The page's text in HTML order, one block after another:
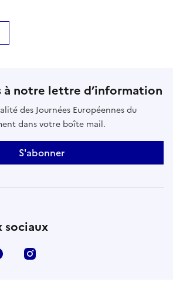
à notre lettre d’information
des Journées Européennes du
dans votre boîte mail.
S'abonner
sociaux
Facebook